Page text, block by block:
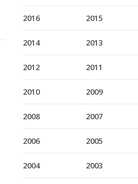
2016 2015
2014 2013
2012 2011
2010 2009
2008 2007
2006 2005
2004 2003